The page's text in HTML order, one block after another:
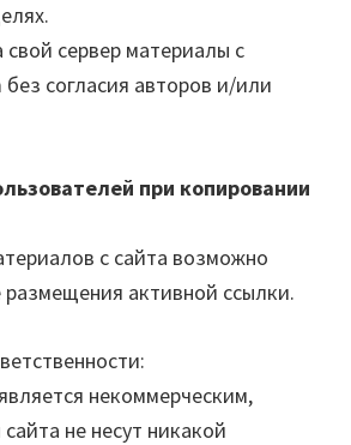
сервер материалы с
согласия авторов и/или
при копировании
с сайта возможно
размещения активной ссылки.
некоммерческим,
не несут никакой